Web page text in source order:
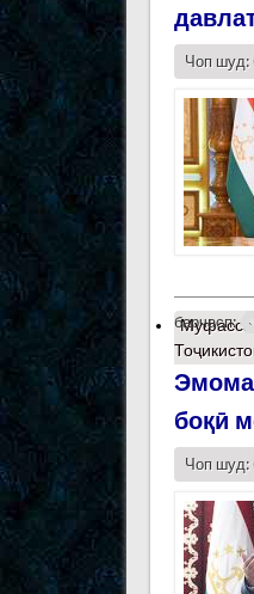
Чоп шуд:
барчасп:
боқӣ
Чоп шуд: